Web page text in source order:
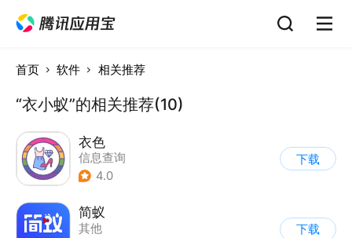
首页 软件 相关推荐
“衣小蚁”的相关推荐(10)
衣色
信息查询
4.0
下载
简蚁
其他
下载